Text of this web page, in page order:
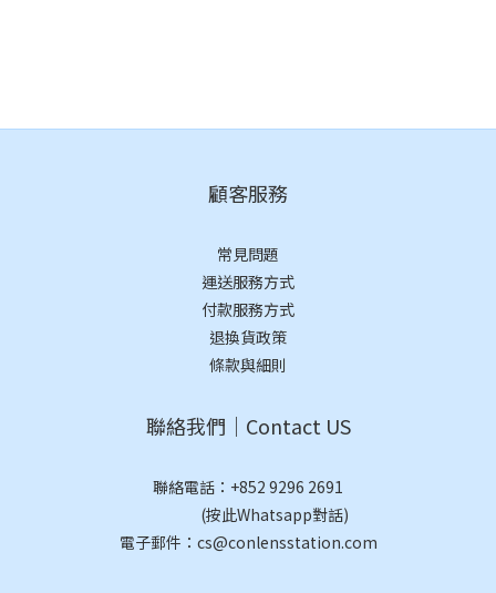
顧客服務
常見問題
運送服務方式
付款服務方式
退換貨政策
條款與細則
聯絡我們｜Contact US
聯絡電話： +852 9296 2691
(按此Whatsapp對話)
電子郵件：cs@conlensstation.com